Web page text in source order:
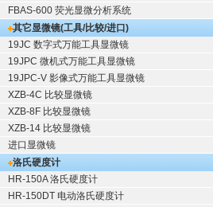
FBAS-600 荧光显微分析系统
其它显微镜(工具/比较/进口)
19JC 数字式万能工具显微镜
19JPC 微机式万能工具显微镜
19JPC-V 影像式万能工具显微镜
XZB-4C 比较显微镜
XZB-8F 比较显微镜
XZB-14 比较显微镜
进口显微镜
洛氏硬度计
HR-150A 洛氏硬度计
HR-150DT 电动洛氏硬度计